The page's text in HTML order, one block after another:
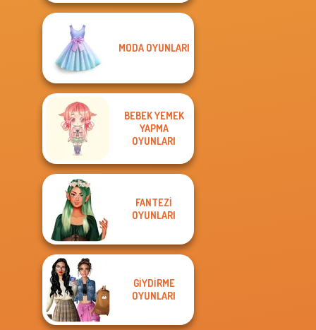
MODA OYUNLARI
BEBEK YEMEK
YAPMA
OYUNLARI
FANTEZI
OYUNLARI
GIYDIRME
OYUNLARI